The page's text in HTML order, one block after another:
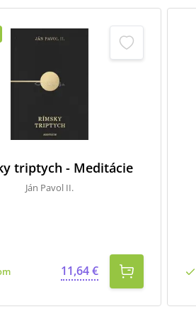
triptych - Meditácie
Ján Pavol II.
11,64 €